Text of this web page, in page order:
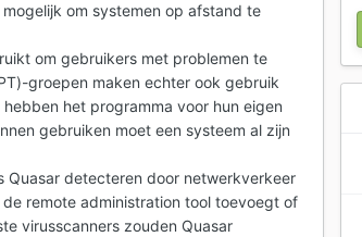
om systemen op afstand te
om gebruikers met problemen te
groepen maken echter ook gebruik
het programma voor hun eigen
gebruiken moet een systeem al zijn
Quasar detecteren door netwerkverkeer
remote administration tool toevoegt of
virusscanners zouden Quasar